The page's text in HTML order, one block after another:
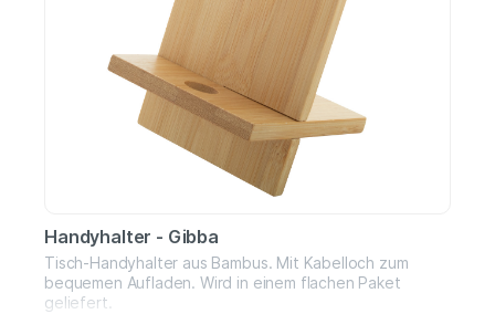
Handyhalter - Gibba
Tisch-Handyhalter aus Bambus. Mit Kabelloch zum
bequemen Aufladen. Wird in einem flachen Paket
geliefert.